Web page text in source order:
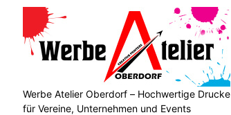
Werbe Atelier Oberdorf – Hochwertige Drucke
für Vereine, Unternehmen und Events